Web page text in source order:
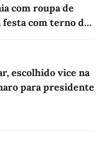
com roupa de
festa com terno de
escolhido vice na
para presidente